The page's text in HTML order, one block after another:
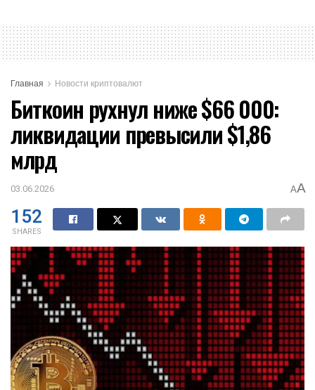
Главная Новости криптовалют
Биткоин рухнул ниже $66 000:
ликвидации превысили $1,86
млрд
03.06.2026 AA
152
SHARES